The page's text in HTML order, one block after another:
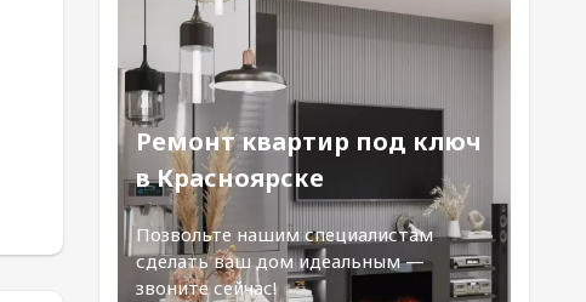
Ремонт квартир под ключ
в Красноярске
Позвольте нашим специалистам
сделать ваш дом идеальным —
звоните сейчас!